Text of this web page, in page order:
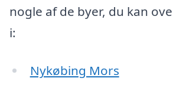
nogle af de byer, du kan
i:
Nykøbing Mors